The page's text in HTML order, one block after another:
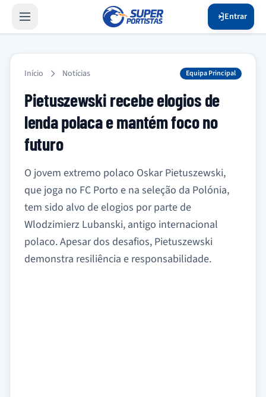
Entrar
Início Notícias Equipa Principal
Pietuszewski recebe elogios de
lenda polaca e mantém foco no
futuro
O jovem extremo polaco Oskar Pietuszewski,
que joga no FC Porto e na seleção da Polónia,
tem sido alvo de elogios por parte de
Wlodzimierz Lubanski, antigo internacional
polaco. Apesar dos desafios, Pietuszewski
demonstra resiliência e responsabilidade.